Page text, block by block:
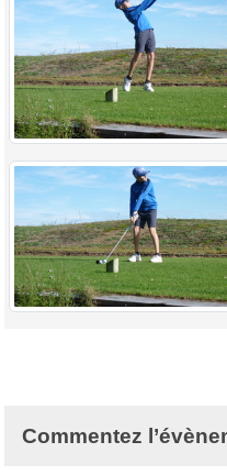
Commentez